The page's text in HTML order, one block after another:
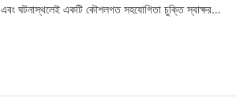
এবং ঘটনাস্থলেই একটি কৌশলগত সহযোগিতা চুক্তি স্বাক্ষর